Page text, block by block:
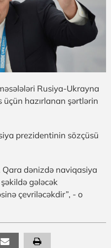
Rusiya-Ukrayna
üçün hazırlanan şərtlərin
prezidentinin sözçüsü
Qara dənizdə naviqasiya
gələcək
çevriləcəkdir”, - o